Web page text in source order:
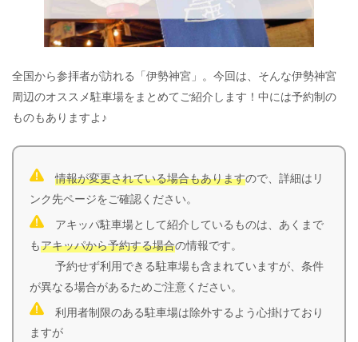
全国から参拝者が訪れる「伊勢神宮」。今回は、そんな伊勢神宮
周辺のオススメ駐車場をまとめてご紹介します！中には予約制の
ものもありますよ♪
情報が変更されている場合もありますので、詳細はリ
ンク先ページをご確認ください。
アキッパ駐車場として紹介しているものは、あくまで
もアキッパから予約する場合の情報です。
予約せず利用できる駐車場も含まれていますが、条件
が異なる場合があるためご注意ください。
利用者制限のある駐車場は除外するよう心掛けており
ますが